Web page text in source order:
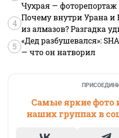
Чухрая — фоторепортаж
4
Почему внутри Урана и
из алмазов? Разгадка
5
«Дед разбушевался»:
— что он натворил
Самые яркие фото
наших группах в